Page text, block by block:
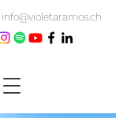
info@violetaramos.ch